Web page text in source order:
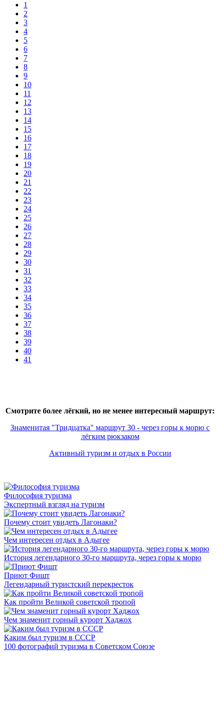
1
2
3
4
5
6
7
8
9
10
11
12
13
14
15
16
17
18
19
20
21
22
23
24
25
26
27
28
29
30
31
32
33
34
35
36
37
38
39
40
41
Смотрите более лёгкий, но не менее интересный маршрут:
Знаменитая "Тридцатка" маршрут 30 - через горы к морю с
лёгким рюкзаком
Активный туризм и отдых в России
Философия туризма
Экспертный взгляд на туризм
Почему стоит увидеть Лагонаки?
Чем интересен отдых в Адыгее
История легендарного 30-го маршрута, через горы к морю
Приют Фишт
Легендарный туристский перекресток
Как пройти Великой советской тропой
Чем знаменит горный курорт Хаджох
Каким был туризм в СССР
100 фотографий туризма в Советском Союзе